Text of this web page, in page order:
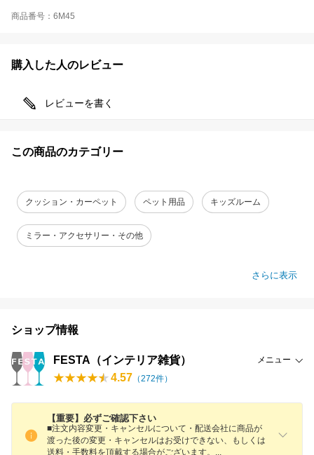
商品番号：6M45
購入した人のレビュー
レビューを書く
この商品のカテゴリー
クッション・カーペット ペット用品 キッズルーム
ミラー・アクセサリー・その他
さらに表示
ショップ情報
FESTA（インテリア雑貨） メニュー
4.57 （272件）
【重要】必ずご確認下さい
■注文内容変更・キャンセルについて・配送会社に商品が
渡った後の変更・キャンセルはお受けできない、もしくは
送料・手数料を頂戴する場合がございます。